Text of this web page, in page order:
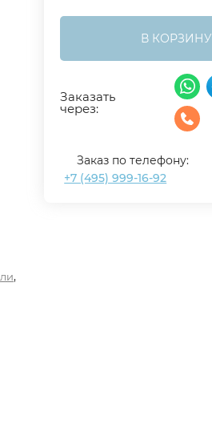
,
В КОРЗИНУ
Заказать
через:
Заказ по телефону:
+7 (495) 999-16-92